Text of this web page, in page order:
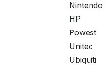
Nintendo
HP
Powest
Unitec
Ubiquiti